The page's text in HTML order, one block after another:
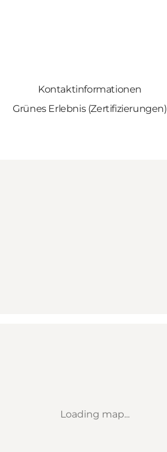
Kontaktinformationen
Grünes Erlebnis (Zertifizierungen)
Loading map...